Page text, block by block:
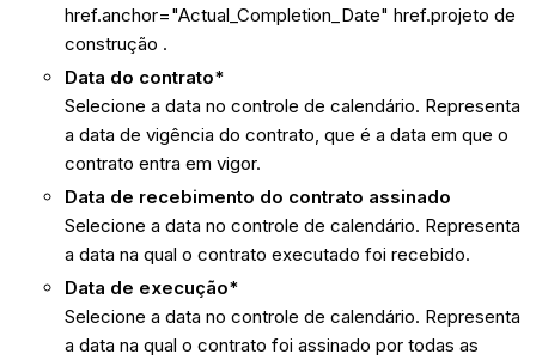
href.anchor="Actual_Completion_Date" href.projeto de
construção .
Data do contrato*
Selecione a data no controle de calendário. Representa
a data de vigência do contrato, que é a data em que o
contrato entra em vigor.
Data de recebimento do contrato assinado
Selecione a data no controle de calendário. Representa
a data na qual o contrato executado foi recebido.
Data de execução*
Selecione a data no controle de calendário. Representa
a data na qual o contrato foi assinado por todas as